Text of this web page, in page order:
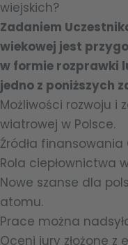
wiejskich?
Zadaniem
wiekowej jest
w formie rozprawki
jedno z poniższych
Możliwości rozwoju i
wiatrowej w Polsce.
Źródła finansowania
Rola ciepłownictwa
Nowe szanse dla
atomu.
Prace można
Oceni jury złożone